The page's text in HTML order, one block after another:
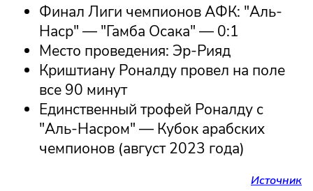
Финал Лиги чемпионов АФК: "Аль-
Наср" — "Гамба Осака" — 0:1
Место проведения: Эр-Рияд
Криштиану Роналду провел на поле
все 90 минут
Единственный трофей Роналду с
"Аль-Насром" — Кубок арабских
чемпионов (август 2023 года)
Источник